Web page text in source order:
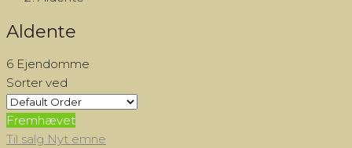
Aldente
6 Ejendomme
Sorter ved
Fremhævet
Til salg Nyt emne